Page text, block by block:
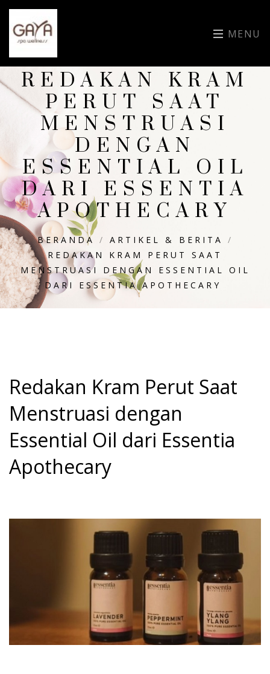
MENU
REDAKAN KRAM
PERUT SAAT
MENSTRUASI
DENGAN
ESSENTIAL OIL
DARI ESSENTIA
APOTHECARY
BERANDA / ARTIKEL & BERITA
/
REDAKAN KRAM PERUT SAAT
MENSTRUASI DENGAN ESSENTIAL OIL
DARI ESSENTIA APOTHECARY
Redakan Kram Perut Saat
Menstruasi dengan
Essential Oil dari Essentia
Apothecary